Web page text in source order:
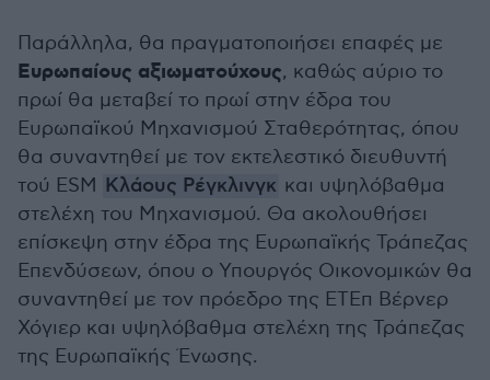
Παράλληλα, θα πραγματοποιήσει επαφές με
Ευρωπαίους αξιωματούχους, καθώς αύριο το
πρωί θα μεταβεί το πρωί στην έδρα του
Ευρωπαϊκού Μηχανισμού Σταθερότητας, όπου
θα συναντηθεί με τον εκτελεστικό διευθυντή
τού ESM Κλάους Ρέγκλινγκ και υψηλόβαθμα
στελέχη του Μηχανισμού. Θα ακολουθήσει
επίσκεψη στην έδρα της Ευρωπαϊκής Τράπεζας
Επενδύσεων, όπου ο Υπουργός Οικονομικών θα
συναντηθεί με τον πρόεδρο της ΕΤΕπ Βέρνερ
Χόγιερ και υψηλόβαθμα στελέχη της Τράπεζας
της Ευρωπαϊκής Ένωσης.